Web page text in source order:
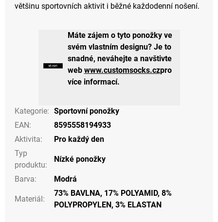
většinu sportovních aktivit i běžné každodenní nošení.
Máte zájem o tyto ponožky ve
svém vlastním designu? Je to
snadné, neváhejte a navštivte
web www.customsocks.czpro
více informací.
Kategorie: Sportovní ponožky
EAN:
8595558194933
Aktivita:
Pro každý den
Typ
produktu:
Nízké ponožky
Barva: Modrá
Materiál:
73% BAVLNA, 17% POLYAMID, 8%
POLYPROPYLEN, 3% ELASTAN